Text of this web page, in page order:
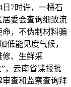
日7时许，一桶石
委会查询细致流
，不伪制材料骗
低能见度气候，
修、生鲜采
，云南省谍报批
查和监察查询拜